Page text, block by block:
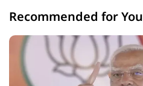
Recommended for You